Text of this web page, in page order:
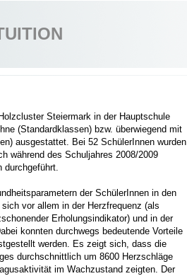
Steiermark in der Hauptschule
(Standardklassen) bzw. überwiegend mit
ausgestattet. Bei 52 SchülerInnen wurden
während des Schuljahres 2008/2009
durchgeführt.
der SchülerInnen in den
vor allem in der Herzfrequenz (als
Erholungsindikator) und in der
konnten durchwegs bedeutende Vorteile
werden. Es zeigt sich, dass die
durchschnittlich um 8600 Herzschläge
im Wachzustand zeigten. Der